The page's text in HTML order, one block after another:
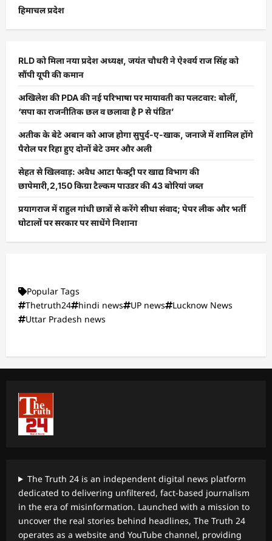
हिमाचल प्रदेश
RLD को मिला नया प्रदेश अध्यक्ष, जयंत चौधरी ने ऐश्वर्य राज सिंह को
सौंपी यूपी की कमान
अखिलेश की PDA की नई परिभाषा पर मायावती का पलटवार: बोलीं,
‘सपा का राजनीतिक छल व छलावा है P से पंडित’
अतीक के बेटे अबान को आज होगा सुपुर्द-ए-खाक, जनाजे में शामिल होंगे
पैरोल पर रिहा हुए दोनों बेटे उमर और अली
सेहत से खिलवाड़: अवैध आटा फैक्ट्री पर खाद्य विभाग की
छापेमारी,2,150 किग्रा टैल्कम पाउडर की 43 बोरियां जब्त
प्रयागराज में राहुल गांधी छात्रों से करेंगे सीधा संवाद; पेपर लीक और भर्ती
घोटालों पर सरकार पर साधेंगे निशाना
Popular Tags
Thetruth24
hindi news UP news
Lucknow News
Uttar Pradesh news
The Truth 24 is an independent digital news platform
dedicated to delivering unfiltered, fact-based journalism
in the era of misinformation. Launched with a mission to
uncover the real stories behind headlines, The Truth 24
operates as a website and YouTube channel, providing